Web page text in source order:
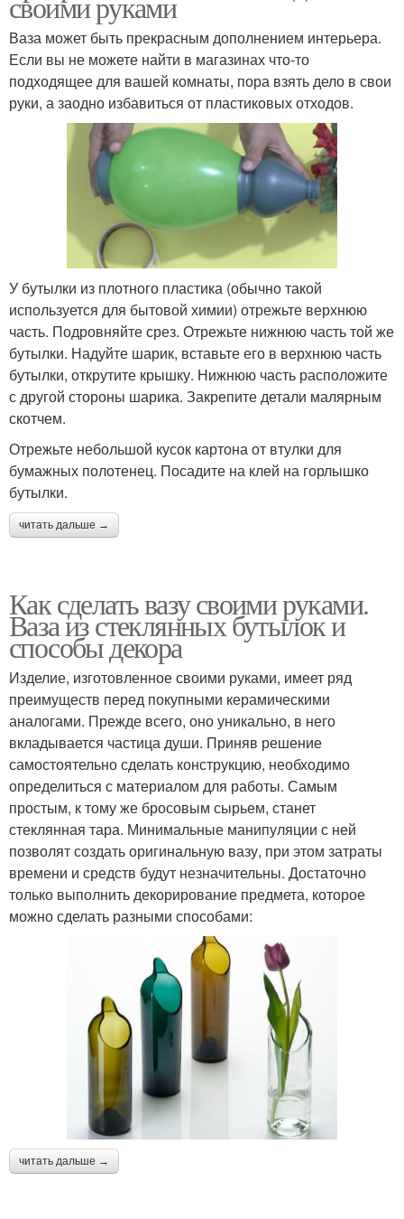
Ваза может быть прекрасным дополнением интерьера.
Если вы не можете найти в магазинах что-то
подходящее для вашей комнаты, пора взять дело в свои
руки, а заодно избавиться от пластиковых отходов.
У бутылки из плотного пластика (обычно такой
используется для бытовой химии) отрежьте верхнюю
часть. Подровняйте срез. Отрежьте нижнюю часть той же
бутылки. Надуйте шарик, вставьте его в верхнюю часть
бутылки, открутите крышку. Нижнюю часть расположите
с другой стороны шарика. Закрепите детали малярным
скотчем.
Отрежьте небольшой кусок картона от втулки для
бумажных полотенец. Посадите на клей на горлышко
бутылки.
читать дальше →
Как сделать вазу своими руками.
Ваза из стеклянных бутылок и
способы декора
Изделие, изготовленное своими руками, имеет ряд
преимуществ перед покупными керамическими
аналогами. Прежде всего, оно уникально, в него
вкладывается частица души. Приняв решение
самостоятельно сделать конструкцию, необходимо
определиться с материалом для работы. Самым
простым, к тому же бросовым сырьем, станет
стеклянная тара. Минимальные манипуляции с ней
позволят создать оригинальную вазу, при этом затраты
времени и средств будут незначительны. Достаточно
только выполнить декорирование предмета, которое
можно сделать разными способами:
читать дальше →